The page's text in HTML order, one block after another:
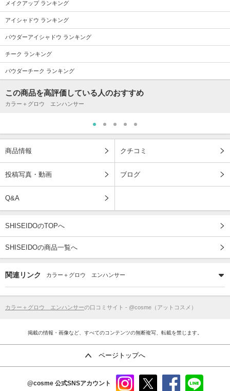
メイクアップ ランキング
アイシャドウ ランキング
パウダーアイシャドウ ランキング
チーク ランキング
パウダーチーク ランキング
この商品を高評価している人のおすすめ
カラー＋グロウ エンハンサー
商品情報 クチコミ
投稿写真・動画 ブログ
Q&A
SHISEIDOのTOPへ
SHISEIDOの商品一覧へ
関連リンク カラー＋グロウ エンハンサー
カラー＋グロウ エンハンサーの口コミサイト - @cosme（アットコスメ）
掲載の情報・画像など、すべてのコンテンツの無断複写、転載を禁じます。
ページトップへ
@cosme 公式SNSアカウント